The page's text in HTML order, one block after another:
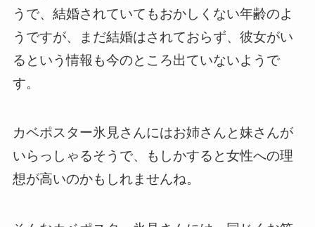
うで、結婚されていてもおかしくない年齢のよ
うですが、まだ結婚はされておらず、彼女がい
るという情報も今のところ出ていないようで
す。
カベポスター氷見さんにはお姉さんと妹さんが
いらっしゃるそうで、もしかすると女性への理
想が高いのかもしれませんね。